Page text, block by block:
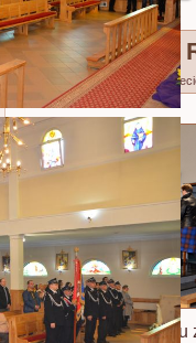
Zakończenie
Opublikowano: 09
Izraelitom o wyjściu